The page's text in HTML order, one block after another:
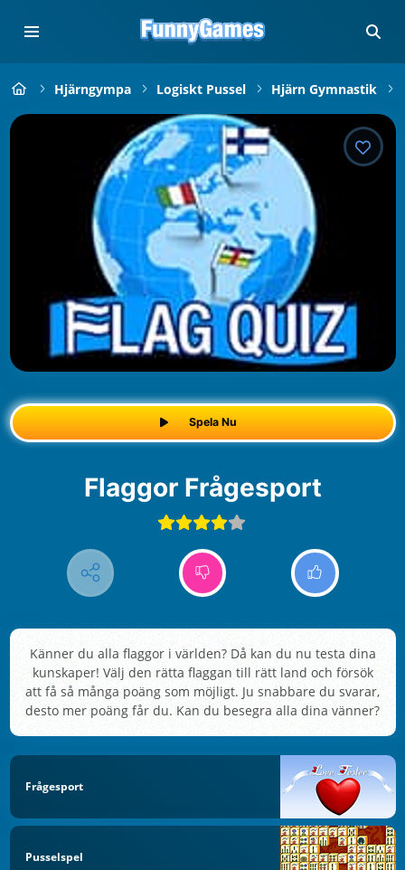
Hjärngympa Logiskt Pussel Hjärn Gymnastik
Spela Nu
Flaggor Frågesport
Känner du alla flaggor i världen? Då kan du nu testa dina
kunskaper! Välj den rätta flaggan till rätt land och försök
att få så många poäng som möjligt. Ju snabbare du svarar,
desto mer poäng får du. Kan du besegra alla dina vänner?
Frågesport
Pusselspel